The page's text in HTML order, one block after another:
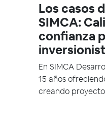
Los casos
SIMCA:
confianza
En SIMCA
15 años
creando